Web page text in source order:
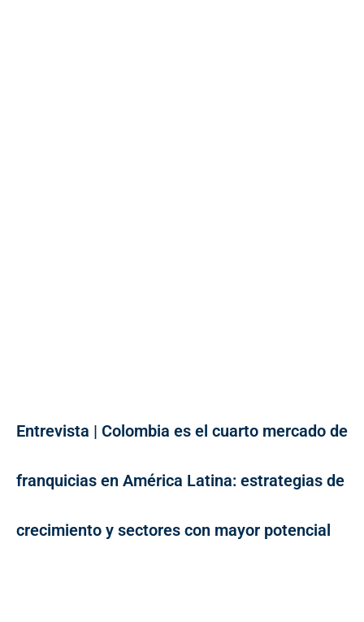
Entrevista | Colombia es el cuarto mercado de
franquicias en América Latina: estrategias de
crecimiento y sectores con mayor potencial